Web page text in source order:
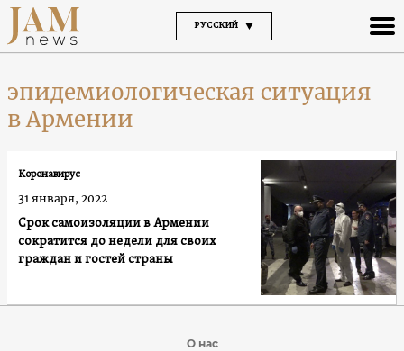
РУССКИЙ
эпидемиологическая ситуация
в Армении
Срок самоизоляции в Армении
сократится до недели для своих
граждан и гостей страны
Коронавирус
31 января, 2022
О нас